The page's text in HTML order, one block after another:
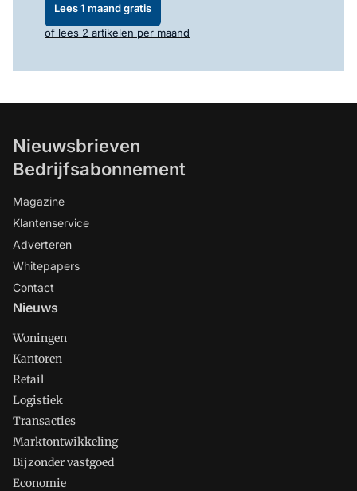
Lees 1 maand gratis
of lees 2 artikelen per maand
Nieuwsbrieven
Bedrijfsabonnement
Magazine
Klantenservice
Adverteren
Whitepapers
Contact
Nieuws
Woningen
Kantoren
Retail
Logistiek
Transacties
Marktontwikkeling
Bijzonder vastgoed
Economie